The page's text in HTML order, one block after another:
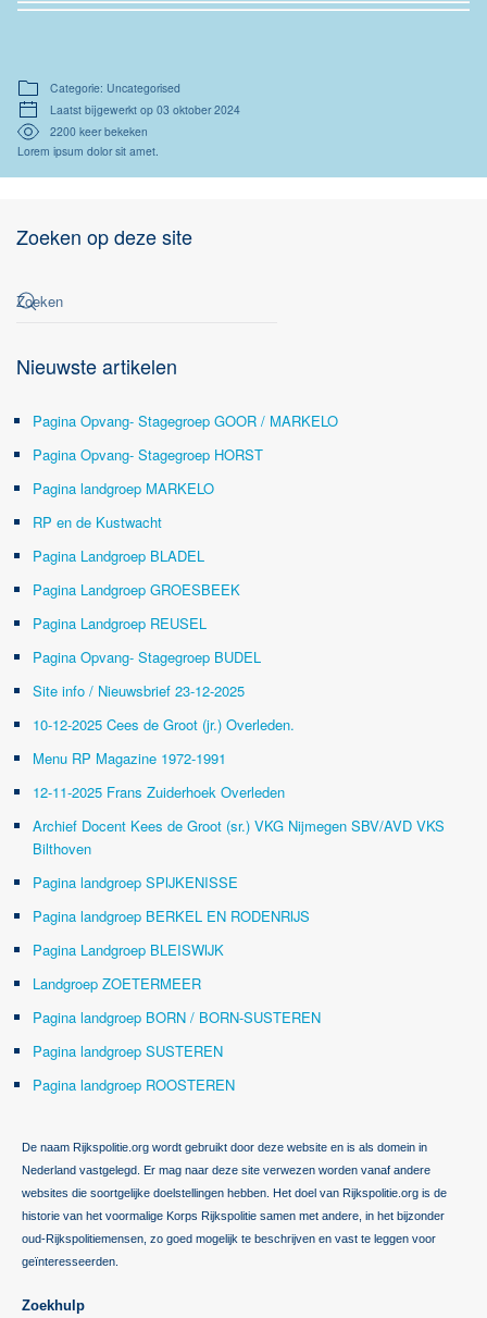
Categorie: Uncategorised
Laatst bijgewerkt op 03 oktober 2024
2200 keer bekeken
Lorem ipsum dolor sit amet.
Zoeken op deze site
Nieuwste artikelen
Pagina Opvang- Stagegroep GOOR / MARKELO
Pagina Opvang- Stagegroep HORST
Pagina landgroep MARKELO
RP en de Kustwacht
Pagina Landgroep BLADEL
Pagina Landgroep GROESBEEK
Pagina Landgroep REUSEL
Pagina Opvang- Stagegroep BUDEL
Site info / Nieuwsbrief 23-12-2025
10-12-2025 Cees de Groot (jr.) Overleden.
Menu RP Magazine 1972-1991
12-11-2025 Frans Zuiderhoek Overleden
Archief Docent Kees de Groot (sr.) VKG Nijmegen SBV/AVD VKS
Bilthoven
Pagina landgroep SPIJKENISSE
Pagina landgroep BERKEL EN RODENRIJS
Pagina Landgroep BLEISWIJK
Landgroep ZOETERMEER
Pagina landgroep BORN / BORN-SUSTEREN
Pagina landgroep SUSTEREN
Pagina landgroep ROOSTEREN
De naam Rijkspolitie.org wordt gebruikt door deze website en is als domein in
Nederland vastgelegd. Er mag naar deze site verwezen worden vanaf andere
websites die soortgelijke doelstellingen hebben. Het doel van Rijkspolitie.org is de
historie van het voormalige Korps Rijkspolitie samen met andere, in het bijzonder
oud-Rijkspolitiemensen, zo goed mogelijk te beschrijven en vast te leggen voor
geïnteresseerden.
Zoekhulp